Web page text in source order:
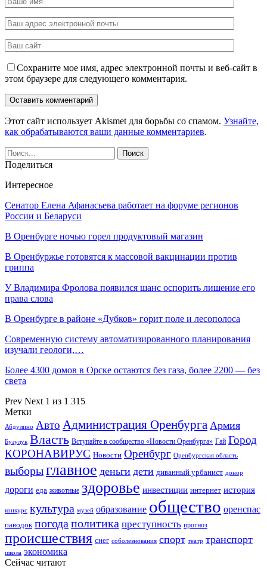
Сохраните мое имя, адрес электронной почты и веб-сайт в
этом браузере для следующего комментария.
Этот сайт использует Akismet для борьбы со спамом. Узнайте,
как обрабатываются ваши данные комментариев.
Поделиться
Интересное
Сенатор Елена Афанасьева работает на форуме регионов
России и Беларуси
В Оренбурге ночью горел продуктовый магазин
В Оренбуржье готовятся к массовой вакцинации против
гриппа
У Владимира Фролова появился шанс оспорить лишение его
права слова
В Оренбурге в районе «Дубков» горит поле и лесополоса
Современную систему автоматизированного планирования
изучали геологи,…
Более 4300 домов в Орске остаются без газа, более 2200 — без
света
Prev Next 1 из 1 315
Метки
Абдулино Авто Администрация Оренбурга Армия
Бузулук Власть Вступайте в сообщество «Новости Оренбурга» Гай Город
КОРОНАВИРУС Новости Оренбург Оренбургская область
выборыглавное деньги дети диванный урбанист донор
дороги еда животные здоровье инвестиции интернет история
конкурс культура музей образование общество оренспас
паводок погода политика преступность прогноз
происшествия снег соболезнования спорт театр транспорт
школа экономика
Сейчас читают